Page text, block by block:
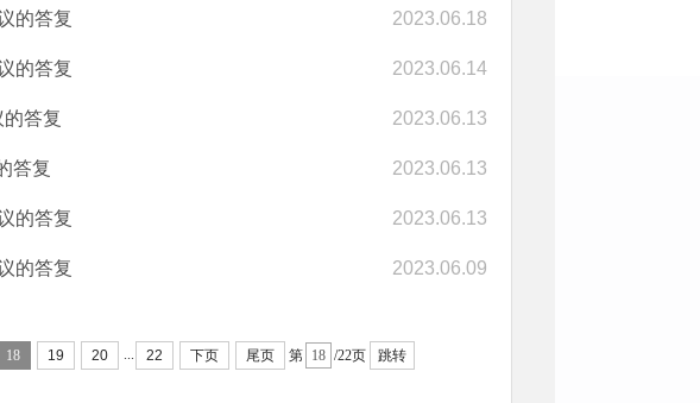
的答复 2023.06.18
的答复 2023.06.14
答复 2023.06.13
答复 2023.06.13
的答复 2023.06.13
的答复 2023.06.09
18 19 20 22 下页 尾页 第 /22页 跳转